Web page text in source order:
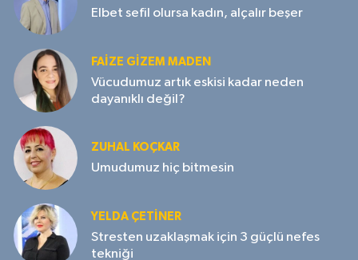
Elbet sefil olursa kadın, alçalır beşer
FAIZE GIZEM MADEN
Vücudumuz artık eskisi kadar neden
dayanıklı değil?
ZUHAL KOÇKAR
Umudumuz hiç bitmesin
YELDA ÇETİNER
Stresten uzaklaşmak için 3 güçlü nefes
tekniği